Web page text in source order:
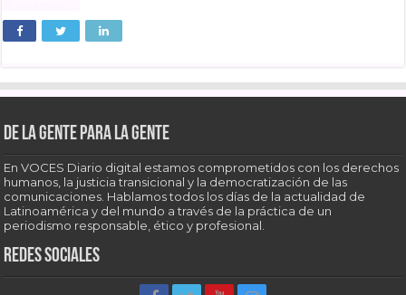
De la gente para la gente
En VOCES Diario digital estamos comprometidos con los derechos
humanos, la justicia transicional y la democratización de las
comunicaciones. Hablamos todos los días de la actualidad de
Latinoamérica y del mundo a través de la práctica de un
periodismo responsable, ético y profesional.
Redes sociales